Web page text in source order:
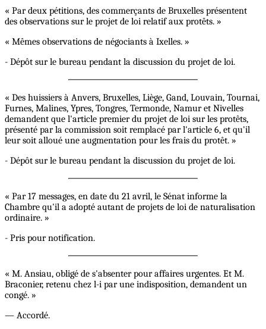
« Par deux pétitions, des commerçants de Bruxelles présentent
des observations sur le projet de loi relatif aux protêts. »
« Mêmes observations de négociants à Ixelles. »
- Dépôt sur le bureau pendant la discussion du projet de loi.
« Des huissiers à Anvers, Bruxelles, Liège, Gand, Louvain, Tournai,
Furnes, Malines, Ypres, Tongres, Termonde, Namur et Nivelles
demandent que l'article premier du projet de loi sur les protêts,
présenté par la commission soit remplacé par l'article 6, et qu'il
leur soit alloué une augmentation pour les frais du protêt. »
- Dépôt sur le bureau pendant la discussion du projet de loi.
« Par 17 messages, en date du 21 avril, le Sénat informe la
Chambre qu'il a adopté autant de projets de loi de naturalisation
ordinaire. »
- Pris pour notification.
« M. Ansiau, obligé de s'absenter pour affaires urgentes. Et M.
Braconier, retenu chez l-i par une indisposition, demandent un
congé. »
— Accordé.